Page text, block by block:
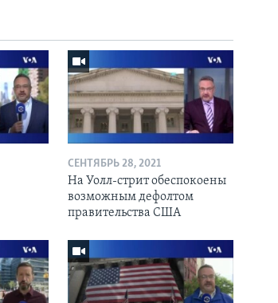
СЕНТЯБРЬ 28, 2021
На Уолл-стрит обеспокоены
возможным дефолтом
правительства США